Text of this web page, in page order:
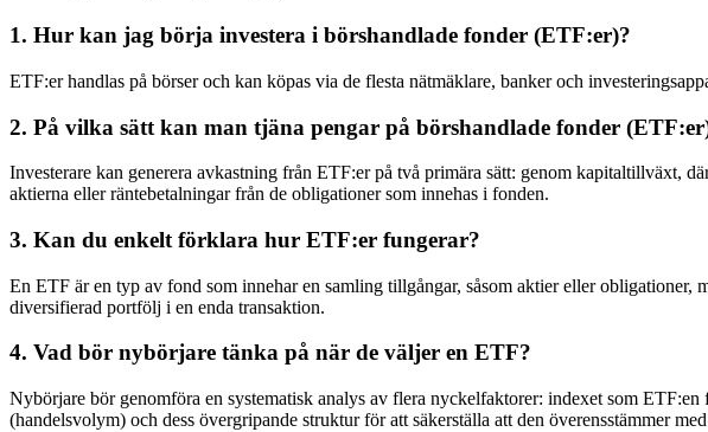
1. Hur kan jag börja investera i börshandlade fonder (ETF:er)?
ETF:er handlas på börser och kan köpas via de flesta nätmäklare, banker och
2. På vilka sätt kan man tjäna pengar på börshandlade fonder
Investerare kan generera avkastning från ETF:er på två primära sätt: genom kapitaltillväxt,
aktierna eller räntebetalningar från de obligationer som innehas i fonden.
3. Kan du enkelt förklara hur ETF:er fungerar?
En ETF är en typ av fond som innehar en samling tillgångar, såsom aktier eller
diversifierad portfölj i en enda transaktion.
4. Vad bör nybörjare tänka på när de väljer en ETF?
Nybörjare bör genomföra en systematisk analys av flera nyckelfaktorer: indexet som
(handelsvolym) och dess övergripande struktur för att säkerställa att den överensstämmer